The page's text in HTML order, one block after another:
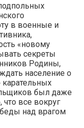
в военные и
«новому
секреты
Родины,
население о
карательных
был даже
что все вокруг
над врагом